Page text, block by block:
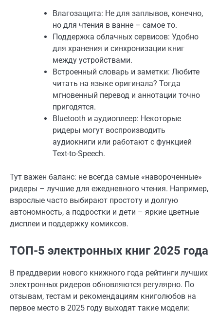
Влагозащита: Не для заплывов, конечно,
но для чтения в ванне – самое то.
Поддержка облачных сервисов: Удобно
для хранения и синхронизации книг
между устройствами.
Встроенный словарь и заметки: Любите
читать на языке оригинала? Тогда
мгновенный перевод и аннотации точно
пригодятся.
Bluetooth и аудиоплеер: Некоторые
ридеры могут воспроизводить
аудиокниги или работают с функцией
Text-to-Speech.
Тут важен баланс: не всегда самые «навороченные»
ридеры – лучшие для ежедневного чтения. Например,
взрослые часто выбирают простоту и долгую
автономность, а подростки и дети – яркие цветные
дисплеи и поддержку комиксов.
ТОП-5 электронных книг 2025 года
В преддверии нового книжного года рейтинги лучших
электронных ридеров обновляются регулярно. По
отзывам, тестам и рекомендациям книголюбов на
первое место в 2025 году выходят такие модели: